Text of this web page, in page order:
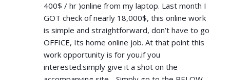
400$ / hr )online from my laptop. Last month I
GOT check of nearly 18,000$, this online work
is simple and straightforward, don’t have to go
OFFICE, Its home online job. At that point this
work opportunity is for you.if you
interested.simply give it a shot on the